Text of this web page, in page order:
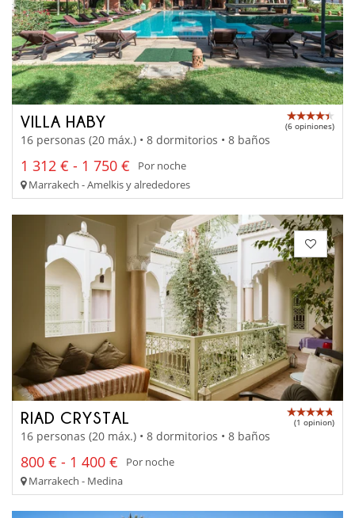
VILLA HABY (6 opiniones)
16 personas (20 máx.) • 8 dormitorios • 8 baños
1 312 € - 1 750 €
Por noche
Marrakech - Amelkis y alrededores
RIAD CRYSTAL (1 opinion)
16 personas (20 máx.) • 8 dormitorios • 8 baños
800 € - 1 400 €
Por noche
Marrakech - Medina